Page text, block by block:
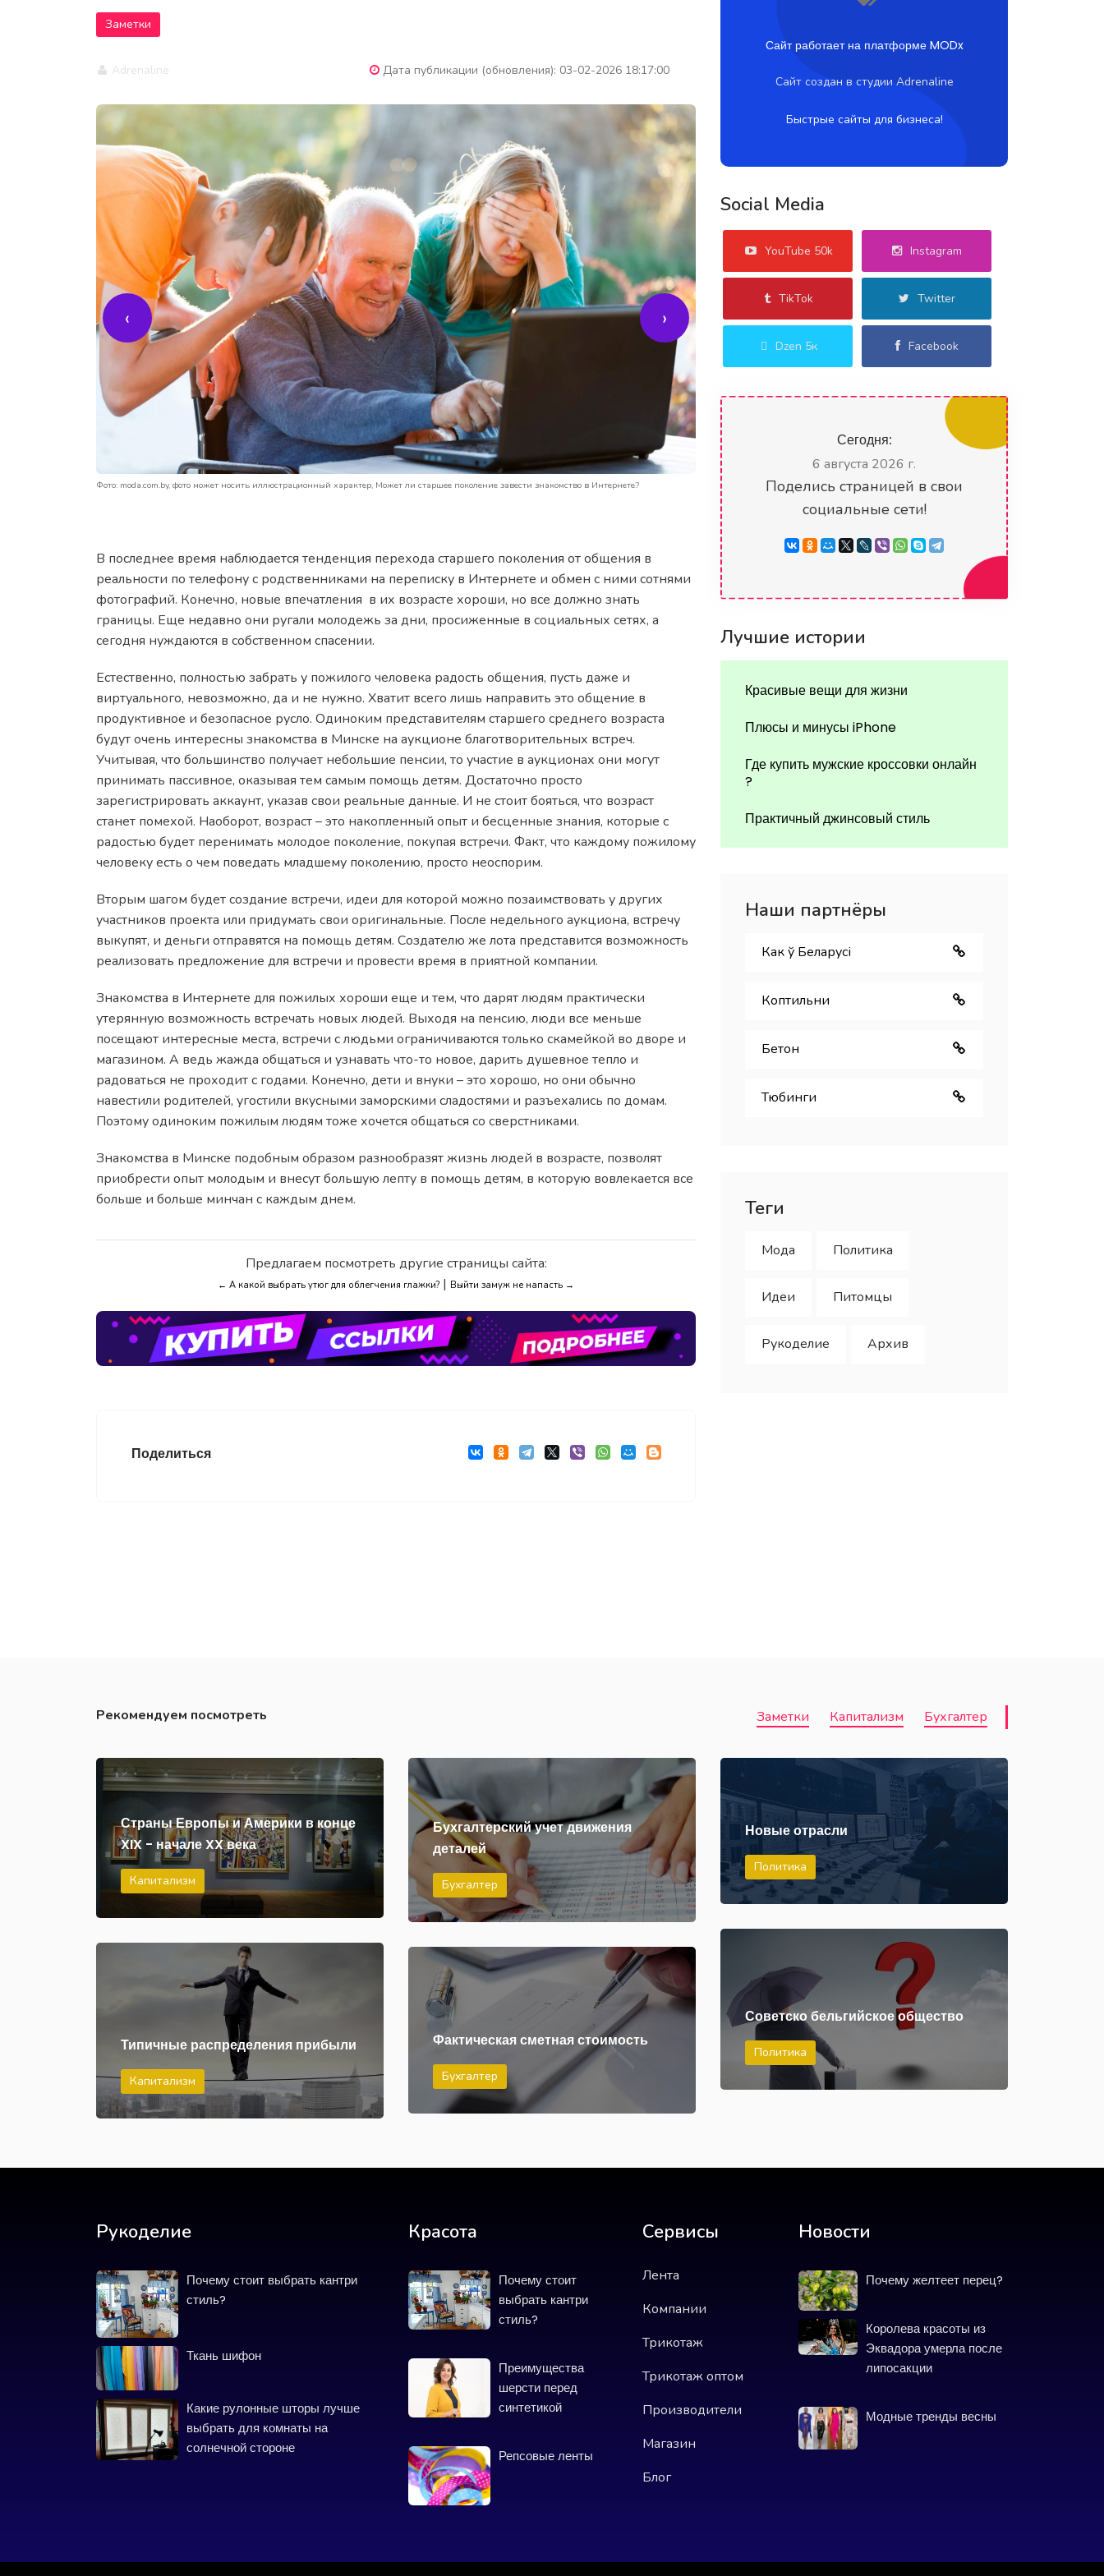
Заметки
Adrenaline Дата публикации (обновления): 03-02-2026 18:17:00
Фото: moda.com.by, фото может носить иллюстрационный характер, Может ли старшее поколение завести знакомство в Интернете?
‹ ›
В последнее время наблюдается тенденция перехода старшего поколения от общения в
реальности по телефону с родственниками на переписку в Интернете и обмен с ними сотнями
фотографий. Конечно, новые впечатления в их возрасте хороши, но все должно знать
границы. Еще недавно они ругали молодежь за дни, просиженные в социальных сетях, а
сегодня нуждаются в собственном спасении.
Естественно, полностью забрать у пожилого человека радость общения, пусть даже и
виртуального, невозможно, да и не нужно. Хватит всего лишь направить это общение в
продуктивное и безопасное русло. Одиноким представителям старшего среднего возраста
будут очень интересны знакомства в Минске на аукционе благотворительных встреч.
Учитывая, что большинство получает небольшие пенсии, то участие в аукционах они могут
принимать пассивное, оказывая тем самым помощь детям. Достаточно просто
зарегистрировать аккаунт, указав свои реальные данные. И не стоит бояться, что возраст
станет помехой. Наоборот, возраст – это накопленный опыт и бесценные знания, которые с
радостью будет перенимать молодое поколение, покупая встречи. Факт, что каждому пожилому
человеку есть о чем поведать младшему поколению, просто неоспорим.
Вторым шагом будет создание встречи, идеи для которой можно позаимствовать у других
участников проекта или придумать свои оригинальные. После недельного аукциона, встречу
выкупят, и деньги отправятся на помощь детям. Создателю же лота представится возможность
реализовать предложение для встречи и провести время в приятной компании.
Знакомства в Интернете для пожилых хороши еще и тем, что дарят людям практически
утерянную возможность встречать новых людей. Выходя на пенсию, люди все меньше
посещают интересные места, встречи с людьми ограничиваются только скамейкой во дворе и
магазином. А ведь жажда общаться и узнавать что-то новое, дарить душевное тепло и
радоваться не проходит с годами. Конечно, дети и внуки – это хорошо, но они обычно
навестили родителей, угостили вкусными заморскими сладостями и разъехались по домам.
Поэтому одиноким пожилым людям тоже хочется общаться со сверстниками.
Знакомства в Минске подобным образом разнообразят жизнь людей в возрасте, позволят
приобрести опыт молодым и внесут большую лепту в помощь детям, в которую вовлекается все
больше и больше минчан с каждым днем.
Предлагаем посмотреть другие страницы сайта:
← А какой выбрать утюг для облегчения глажки? | Выйти замуж не напасть →
Поделиться
Сайт работает на платформе MODx
Сайт создан в студии Adrenaline
Быстрые сайты для бизнеса!
Social Media
YouTube 50k Instagram
TikTok Twitter
Dzen 5к Facebook
Сегодня:
6 августа 2026 г.
Поделись страницей в свои
социальные сети!
Лучшие истории
Красивые вещи для жизни
Плюсы и минусы iPhone
Где купить мужские кроссовки онлайн
?
Практичный джинсовый стиль
Наши партнёры
Как ў Беларуcі
Коптильни
Бетон
Тюбинги
Теги
Мода Политика
Идеи Питомцы
Рукоделие Архив
Рекомендуем посмотреть Заметки Капитализм Бухгалтер
Страны Европы и Америки в конце
XIX - начале XX века
Капитализм
Типичные распределения прибыли
Капитализм
Бухгалтерский учет движения
деталей
Бухгалтер
Фактическая сметная стоимость
Бухгалтер
Новые отрасли
Политика
Советско бельгийское общество
Политика
Рукоделие
Почему стоит выбрать кантри
стиль?
Ткань шифон
Какие рулонные шторы лучше
выбрать для комнаты на
солнечной стороне
Красота
Почему стоит
выбрать кантри
стиль?
Преимущества
шерсти перед
синтетикой
Репсовые ленты
Сервисы
Лента
Компании
Трикотаж
Трикотаж оптом
Производители
Магазин
Блог
Новости
Почему желтеет перец?
Королева красоты из
Эквадора умерла после
липосакции
Модные тренды весны